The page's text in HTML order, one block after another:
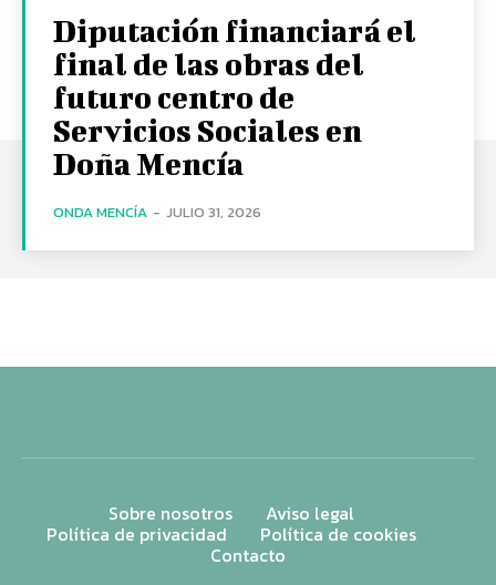
Diputación financiará el
final de las obras del
futuro centro de
Servicios Sociales en
Doña Mencía
ONDA MENCÍA - JULIO 31, 2026
Sobre nosotros Aviso legal
Política de privacidad Política de cookies
Contacto